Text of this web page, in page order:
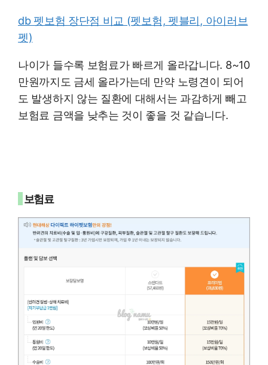
db 펫보험 장단점 비교 (펫보험, 펫블리, 아이러브
펫)
나이가 들수록 보험료가 빠르게 올라갑니다. 8~10
만원까지도 금세 올라가는데 만약 노령견이 되어
도 발생하지 않는 질환에 대해서는 과감하게 빼고
보험료 금액을 낮추는 것이 좋을 것 같습니다.
보험료